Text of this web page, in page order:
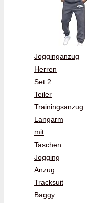
Jogginganzug
Herren
Set 2
Teiler
Trainingsanzug
Langarm
mit
Taschen
Jogging
Anzug
Tracksuit
Baggy